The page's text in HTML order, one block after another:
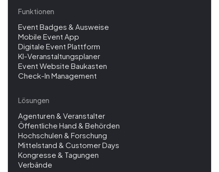
Funktionen
Event Badges & Ausweise
Mobile Event App
Digitale Event Plattform
KI-Veranstaltungsplaner
Event Website Baukasten
Check-In Management
Lösungen
Agenturen & Veranstalter
Öffentliche Hand & Behörden
Hochschulen & Forschung
Mittelstand & Customer Days
Kongresse & Tagungen
Verbände